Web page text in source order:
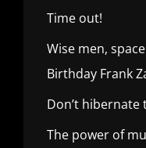
Time out!
Wise men,
Birthday Frank
Don’t hibernate
The power of